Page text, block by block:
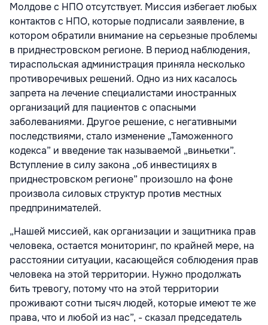
Молдове с НПО отсутствует. Миссия избегает любых
контактов с НПО, которые подписали заявление, в
котором обратили внимание на серьезные проблемы
в приднестровском регионе. В период наблюдения,
тираспольская администрация приняла несколько
противоречивых решений. Одно из них касалось
запрета на лечение специалистами иностранных
организаций для пациентов с опасными
заболеваниями. Другое решение, с негативными
последствиями, стало изменение „Таможенного
кодекса” и введение так называемой „виньетки”.
Вступление в силу закона „об инвестициях в
приднестровском регионе” произошло на фоне
произвола силовых структур против местных
предпринимателей.
„Нашей миссией, как организации и защитника прав
человека, остается мониторинг, по крайней мере, на
расстоянии ситуации, касающейся соблюдения прав
человека на этой территории. Нужно продолжать
бить тревогу, потому что на этой территории
проживают сотни тысяч людей, которые имеют те же
права, что и любой из нас”, - сказал председатель